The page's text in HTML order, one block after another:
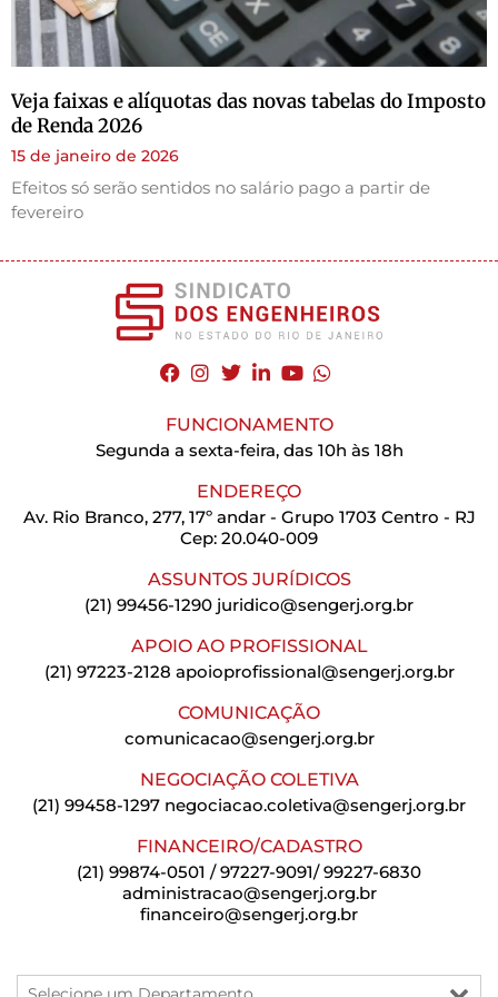
Veja faixas e alíquotas das novas tabelas do Imposto
de Renda 2026
15 de janeiro de 2026
Efeitos só serão sentidos no salário pago a partir de
fevereiro
FUNCIONAMENTO
Segunda a sexta-feira, das 10h às 18h
ENDEREÇO
Av. Rio Branco, 277, 17º andar - Grupo 1703 Centro - RJ
Cep: 20.040-009
ASSUNTOS JURÍDICOS
(21) 99456-1290 juridico@sengerj.org.br
APOIO AO PROFISSIONAL
(21) 97223-2128 apoioprofissional@sengerj.org.br
COMUNICAÇÃO
comunicacao@sengerj.org.br
NEGOCIAÇÃO COLETIVA
(21) 99458-1297 negociacao.coletiva@sengerj.org.br
FINANCEIRO/CADASTRO
(21) 99874-0501 / 97227-9091/ 99227-6830
administracao@sengerj.org.br
financeiro@sengerj.org.br